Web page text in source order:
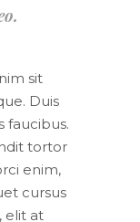
sit
Duis
faucibus.
tortor
enim,
cursus
elit at